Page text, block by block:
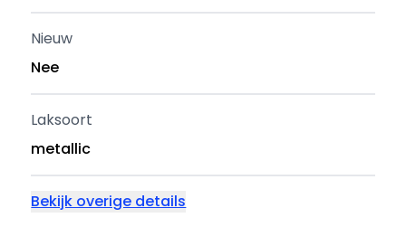
Nieuw
Nee
Laksoort
metallic
Bekijk overige details